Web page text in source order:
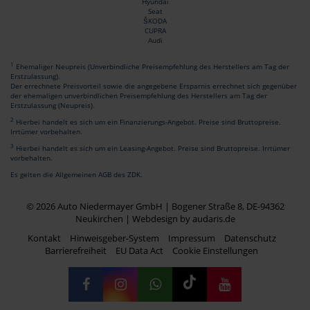
Seat
ŠKODA
CUPRA
Audi
1 Ehemaliger Neupreis (Unverbindliche Preisempfehlung des Herstellers am Tag der
Erstzulassung).
Der errechnete Preisvorteil sowie die angegebene Ersparnis errechnet sich gegenüber
der ehemaligen unverbindlichen Preisempfehlung des Herstellers am Tag der
Erstzulassung (Neupreis).
2 Hierbei handelt es sich um ein Finanzierungs-Angebot. Preise sind Bruttopreise.
Irrtümer vorbehalten.
3 Hierbei handelt es sich um ein Leasing-Angebot. Preise sind Bruttopreise. Irrtümer
vorbehalten.
Es gelten die Allgemeinen AGB des ZDK.
© 2026 Auto Niedermayer GmbH | Bogener Straße 8, DE-94362
Neukirchen | Webdesign by audaris.de
Kontakt
Hinweisgeber-System Impressum
Datenschutz
Barrierefreiheit
EU Data Act Cookie Einstellungen